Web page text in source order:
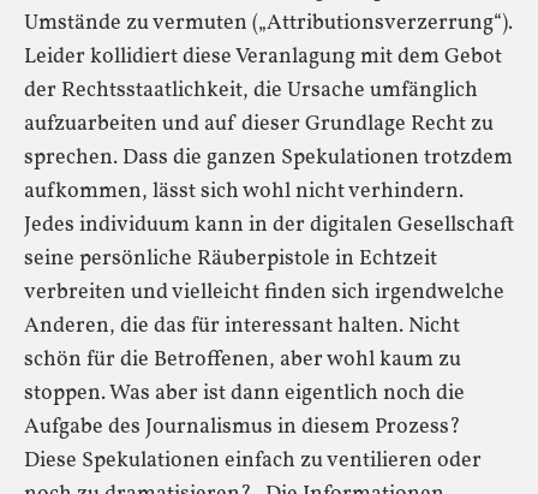
Umstände zu vermuten („Attributionsverzerrung“).
Leider kollidiert diese Veranlagung mit dem Gebot
der Rechtsstaatlichkeit, die Ursache umfänglich
aufzuarbeiten und auf dieser Grundlage Recht zu
sprechen. Dass die ganzen Spekulationen trotzdem
aufkommen, lässt sich wohl nicht verhindern.
Jedes individuum kann in der digitalen Gesellschaft
seine persönliche Räuberpistole in Echtzeit
verbreiten und vielleicht finden sich irgendwelche
Anderen, die das für interessant halten. Nicht
schön für die Betroffenen, aber wohl kaum zu
stoppen. Was aber ist dann eigentlich noch die
Aufgabe des Journalismus in diesem Prozess?
Diese Spekulationen einfach zu ventilieren oder